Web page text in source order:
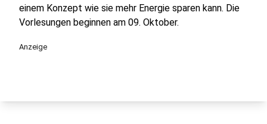
einem Konzept wie sie mehr Energie sparen kann. Die
Vorlesungen beginnen am 09. Oktober.
Anzeige